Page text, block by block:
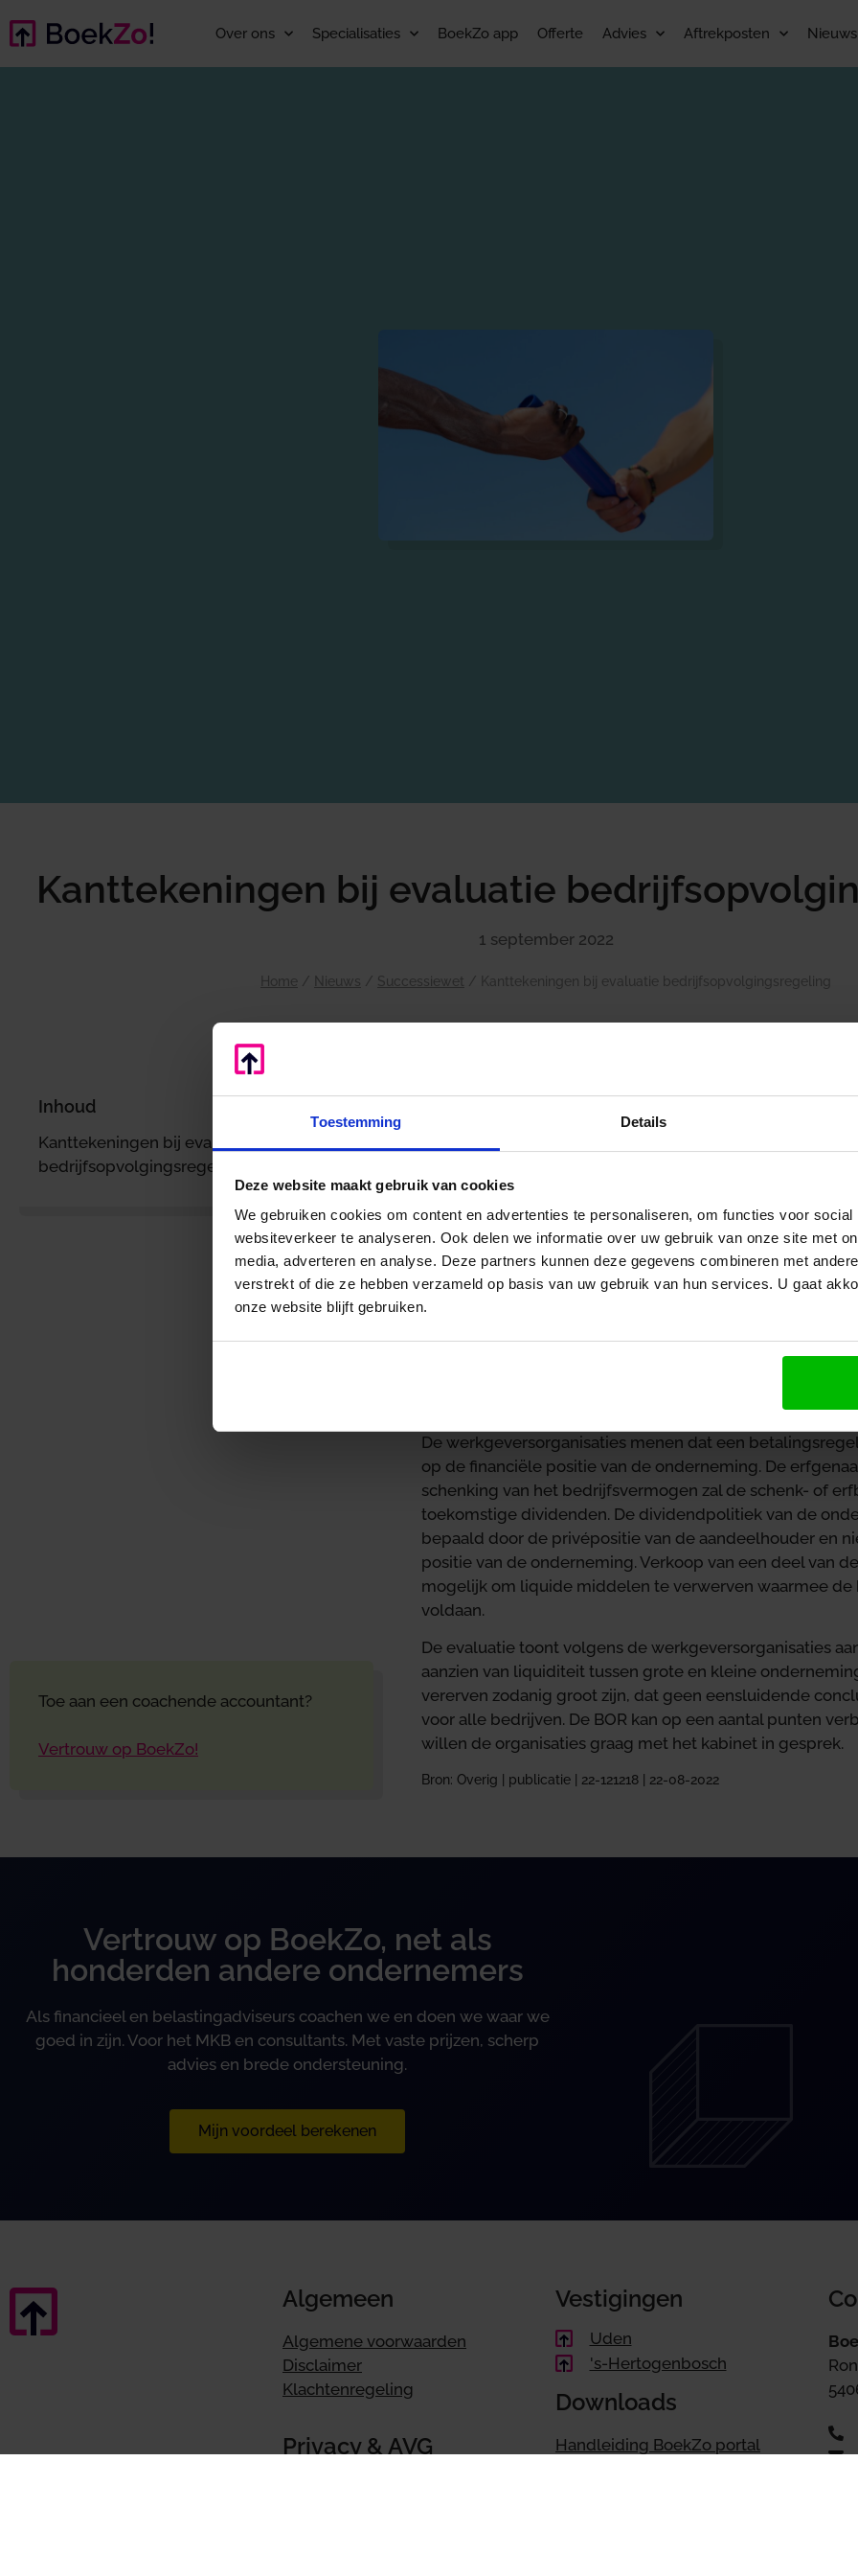
Toestemming Details
Deze website maakt gebruik van cookies
We gebruiken cookies om content en advertenties te personaliseren, om functies voor social
websiteverkeer te analyseren. Ook delen we informatie over uw gebruik van onze site met
media, adverteren en analyse. Deze partners kunnen deze gegevens combineren met
verstrekt of die ze hebben verzameld op basis van uw gebruik van hun services. U gaat
onze website blijft gebruiken.
Over ons Specialisaties BoekZo app Offerte Advies Aftrekposten Nieuws
Kanttekeningen bij evaluatie
1 september 2022
Home / Nieuws / Successiewet / Kanttekeningen bij evaluatie bedrijfsopvolgingsregeling
Inhoud
Kanttekeningen bij evaluatie
bedrijfsopvolgingsregeling
Toe aan een coachende accountant?
Vertrouw op BoekZo!
de evaluatie is dat de BOR doeltreffend, maar niet
te voorkomen dat belastingheffing een belemmering
gewenste bedrijfsoverdrachten. De heffing van erf-,
waardoor de continuïteit van ondernemingen in gevaar
door familiebedrijven toegepast.
Volgens de evaluatie is de BOR doeltreffend omdat door
schenkbelasting (vrijwel) geen gevaar vormen voor de
voldoende vrije middelen beschikbaar zijn om belasting
alternatief voor de BOR wordt in het evaluatierapport
De werkgeversorganisaties menen dat een
op de financiële positie van de onderneming. De
schenking van het bedrijfsvermogen zal de schenk- of
toekomstige dividenden. De dividendpolitiek van de
bepaald door de privépositie van de aandeelhouder en
positie van de onderneming. Verkoop van een deel van
mogelijk om liquide middelen te verwerven waarmee
voldaan.
De evaluatie toont volgens de werkgeversorganisaties
aanzien van liquiditeit tussen grote en kleine
vererven zodanig groot zijn, dat geen eensluidende
voor alle bedrijven. De BOR kan op een aantal punten
willen de organisaties graag met het kabinet in gesprek.
Bron: Overig | publicatie | 22-121218 | 22-08-2022
Vertrouw op BoekZo, net als
honderden andere ondernemers
Als financieel en belastingadviseurs coachen we en doen we waar we
goed in zijn. Voor het MKB en consultants. Met vaste prijzen, scherp
advies en brede ondersteuning.
Mijn voordeel berekenen
Algemeen
Algemene voorwaarden
Disclaimer
Klachtenregeling
Privacy & AVG
Vestigingen
Uden
's-Hertogenbosch
Downloads
Handleiding BoekZo portal